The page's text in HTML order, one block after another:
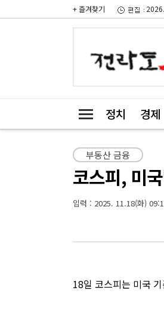
+ 즐겨찾기
정치 경제
부동산 금융
코스피, 미
입력 : 2025. 11.18(화)
18일 코스피는 미국